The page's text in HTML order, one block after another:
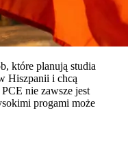
które planują studia
Hiszpanii i chcą
nie zawsze jest
progami może